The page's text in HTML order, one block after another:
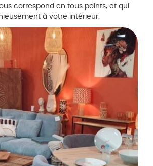
correspond en tous points, et qui
à votre intérieur.